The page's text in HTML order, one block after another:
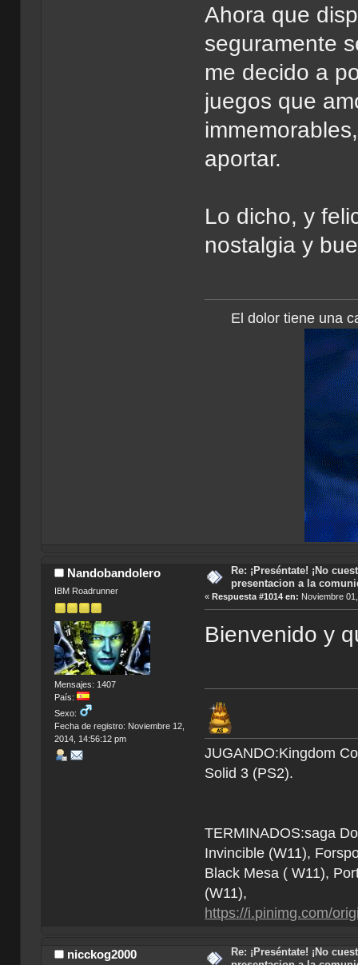
Ahora que
seguramente
me decido a
juegos que
aportar.
Lo dicho, y
nostalgia y
El dolor tiene una
Nandobandolero
IBM Roadrunner
Mensajes: 1407
País:
Sexo:
Fecha de registro: Noviembre 12,
2014, 14:56:12 pm
Re: ¡Preséntate! ¡No
presentacion a la
« Respuesta #1014 en: Noviembre
Bienvenido y
JUGANDO:Kingdom
Solid 3 (PS2).
TERMINADOS:saga
Invincible (W11),
Black Mesa ( W11),
(W11),
https://i.pinimg.com/
nicckog2000
Re: ¡Preséntate! ¡No